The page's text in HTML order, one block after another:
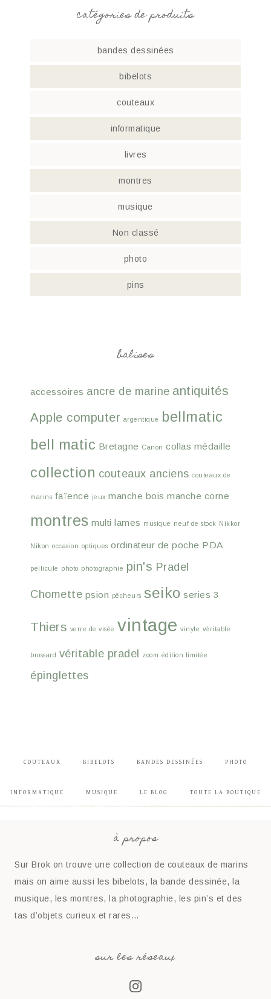
catégories de produits
bandes dessinées
bibelots
couteaux
informatique
livres
montres
musique
Non classé
photo
pins
balises
accessoires ancre de marine antiquités
Apple computer argentique
bellmatic
bell matic Bretagne Canon collas médaille
collection couteaux anciens couteaux de
marins faïence jeux manche bois manche corne
montres multi lames musique neuf de stock Nikkor
Nikon occasion optiques ordinateur de poche PDA
pellicule photo photographie pin's Pradel
Chomette psion pêcheurs seiko series 3
Thiers verre de visée vintage vinyle véritable
brossard véritable pradel zoom édition limitée
épinglettes
COUTEAUX BIBELOTS BANDES DESSINÉES PHOTO
INFORMATIQUE MUSIQUE LE BLOG TOUTE LA BOUTIQUE
à propos
Sur Brok on trouve une collection de couteaux de marins
mais on aime aussi les bibelots, la bande dessinée, la
musique, les montres, la photographie, les pin’s et des
tas d’objets curieux et rares…
sur les réseaux